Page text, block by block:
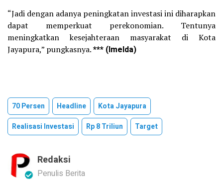
“Jadi dengan adanya peningkatan investasi ini diharapkan
dapat memperkuat perekonomian. Tentunya
meningkatkan kesejahteraan masyarakat di Kota
Jayapura,” pungkasnya.*** (Imelda)
70 Persen Headline
Kota Jayapura
Realisasi Investasi
Rp 8 Triliun Target
Redaksi
Penulis Berita